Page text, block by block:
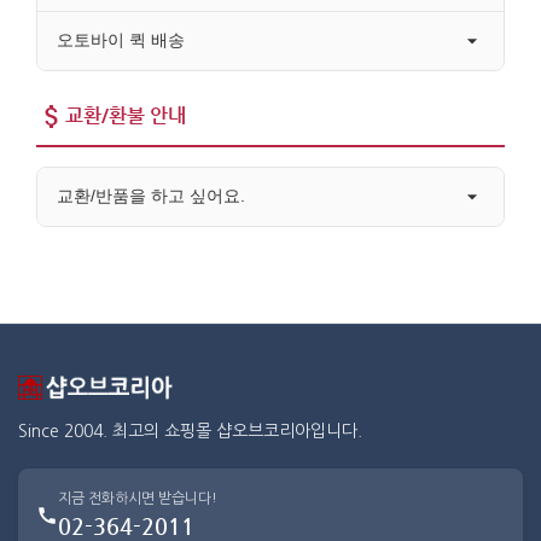
오토바이 퀵 배송
교환/환불 안내
교환/반품을 하고 싶어요.
Since 2004. 최고의 쇼핑몰 샵오브코리아입니다.
지금 전화하시면 받습니다!
02-364-2011